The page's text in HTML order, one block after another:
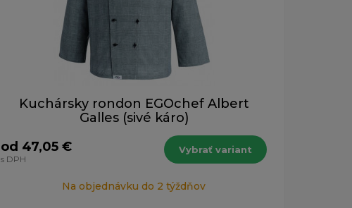
Kuchársky rondon EGOchef Albert
Galles (sivé káro)
od 47,05 €
s DPH
Vybrať variant
Na objednávku do 2 týždňov